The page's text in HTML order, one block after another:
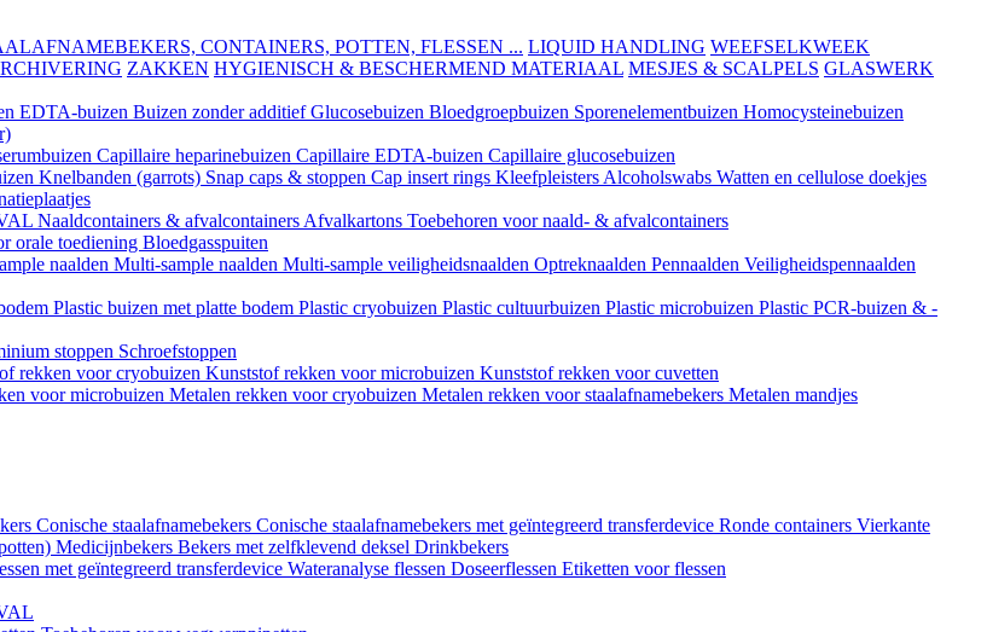
CONTAINERS, POTTEN, FLESSEN ... LIQUID HANDLING WEEFSELKWEEK
ZAKKEN HYGIENISCH & BESCHERMEND MATERIAAL MESJES & SCALPELS GLASWERK
EDTA-buizen Buizen zonder additiefGlucosebuizen Bloedgroepbuizen Sporenelementbuizen Homocysteinebuizen
Capillaire heparinebuizen Capillaire EDTA-buizen Capillaire glucosebuizen
Knelbanden (garrots) Snap caps & stoppen Cap insert rings Kleefpleisters Alcoholswabs Watten en cellulose doekjes
Naaldcontainers & afvalcontainers Afvalkartons Toebehoren voor naald- & afvalcontainers
orale toediening Bloedgasspuiten
naalden Multi-sample naalden Multi-sample veiligheidsnaalden Optreknaalden Pennaalden Veiligheidspennaalden
Plastic buizen met platte bodem Plastic cryobuizen Plastic cultuurbuizen Plastic microbuizen Plastic PCR-buizen & -
stoppen Schroefstoppen
rekken voor cryobuizen Kunststof rekken voor microbuizen Kunststof rekken voor cuvetten
voor microbuizen Metalen rekken voor cryobuizen Metalen rekken voor staalafnamebekers Metalen mandjes
Conische staalafnamebekers Conische staalafnamebekers met geïntegreerd transferdevice Ronde containers Vierkante
Medicijnbekers Bekers met zelfklevend deksel Drinkbekers
met geïntegreerd transferdevice Wateranalyse flessen Doseerflessen Etiketten voor flessen